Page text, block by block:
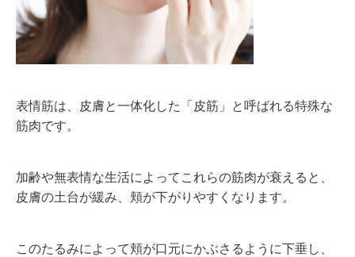
表情筋は、皮膚と一体化した「皮筋」と呼ばれる特殊な
筋肉です。
加齢や無表情な生活によってこれらの筋肉が衰えると、
皮膚の土台が緩み、頬が下がりやすくなります。
このたるみによって頬が口元にかぶさるように下垂し、